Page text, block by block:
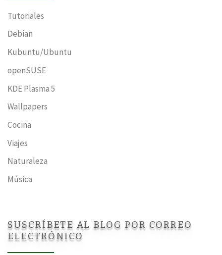
Tutoriales
Debian
Kubuntu/Ubuntu
openSUSE
KDE Plasma 5
Wallpapers
Cocina
Viajes
Naturaleza
Música
SUSCRÍBETE AL BLOG POR CORREO
ELECTRÓNICO